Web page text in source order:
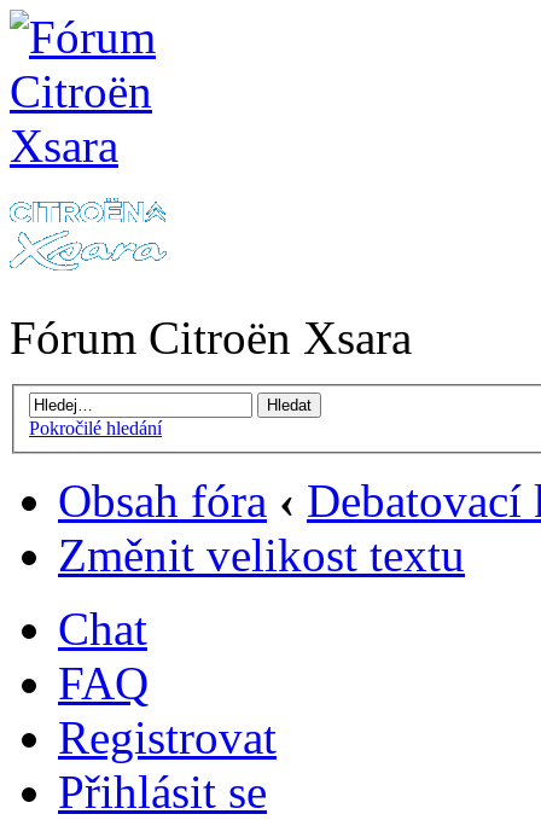
Fórum Citroën Xsara
Pokročilé hledání
Obsah fóra ‹ Debatovací
Změnit velikost textu
Chat
FAQ
Registrovat
Přihlásit se